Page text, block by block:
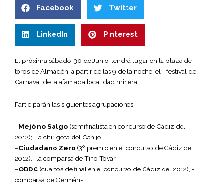
Facebook Twitter
LinkedIn Pinterest
El próxima sábado, 30 de Junio, tendrá lugar en la plaza de
toros de Almadén, a partir de las 9 de la noche, el II festival de
Carnaval de la afamada localidad minera.
Participarán las siguientes agrupaciones:
–Mejó no Salgo (semifinalista en concurso de Cádiz del
2012); -la chirigota del Canijo-
–Ciudadano Zero (3º premio en el concurso de Cádiz del
2012), -la comparsa de Tino Tovar-
–OBDC (cuartos de final en el concurso de Cádiz del 2012), -
comparsa de Germán-